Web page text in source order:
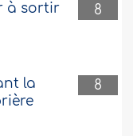
8
à sortir
8
la